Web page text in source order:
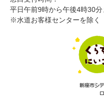
平日午前9時から午後4時30分
※水道お客様センターを除く